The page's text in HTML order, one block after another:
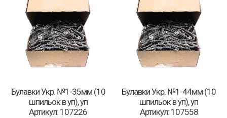
Булавки Укр. №1-35мм (10
шпильок в уп), уп
Артикул: 107226
Булавки Укр. №1-44мм (10
шпильок в уп), уп
Артикул: 107558